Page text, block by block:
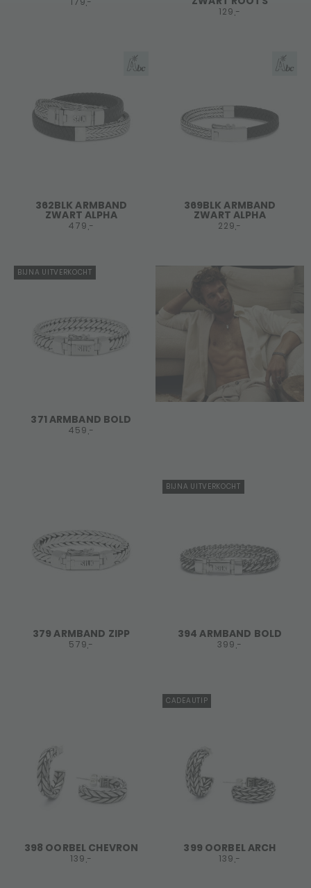
129,-
362BLK ARMBAND
ZWART ALPHA
479,-
369BLK ARMBAND
ZWART ALPHA
229,-
BIJNA UITVERKOCHT
371 ARMBAND BOLD
459,-
379 ARMBAND ZIPP
579,-
BIJNA UITVERKOCHT
394 ARMBAND BOLD
399,-
398 OORBEL CHEVRON
139,-
CADEAUTIP
399 OORBEL ARCH
139,-